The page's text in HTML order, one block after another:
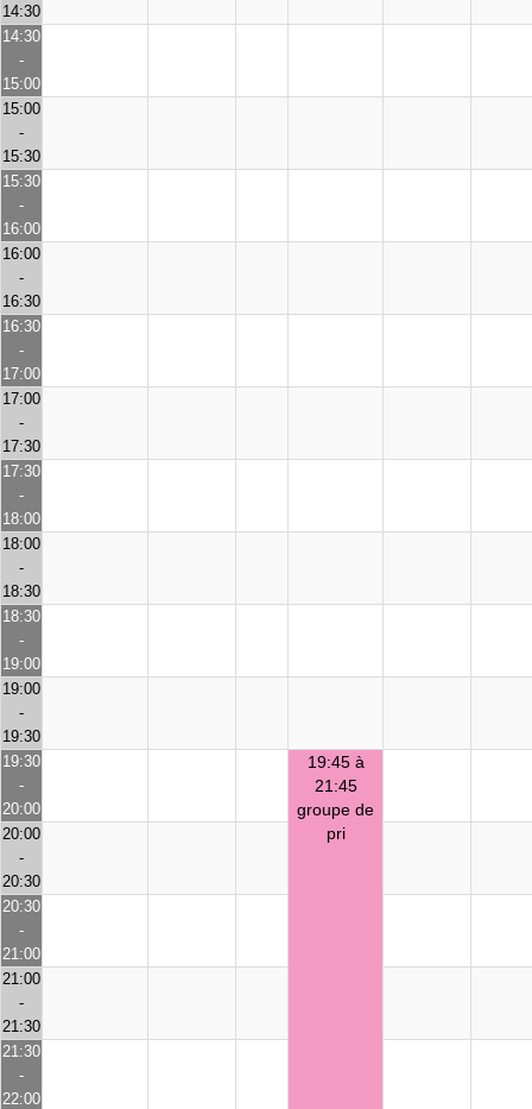
14:30
14:30
-
15:00
15:00
-
15:30
15:30
-
16:00
16:00
-
16:30
16:30
-
17:00
17:00
-
17:30
17:30
-
18:00
18:00
-
18:30
18:30
-
19:00
19:00
-
19:30
19:30
-
20:00
19:45 à
21:45
groupe de
pri
20:00
-
20:30
20:30
-
21:00
21:00
-
21:30
21:30
-
22:00